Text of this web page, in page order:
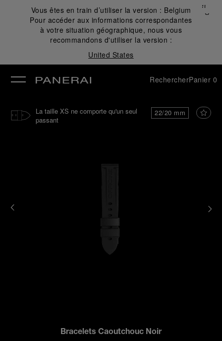
Vous êtes en train d’utiliser la version : Belgium
Pour accéder aux informations correspondantes
à votre situation géographique, nous vous
recommandons d'utiliser la version :
United States
Fermer
✕
RechercherPanier 0
22/20 mm
La taille XS ne comporte qu'un seul
passant
Bracelets Caoutchouc Noir